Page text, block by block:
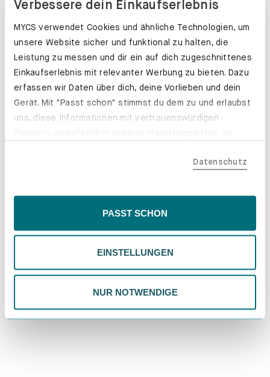
Verbessere dein Einkaufserlebnis
MYCS verwendet Cookies und ähnliche Technologien, um
unsere Website sicher und funktional zu halten, die
Leistung zu messen und dir ein auf dich zugeschnittenes
Einkaufserlebnis mit relevanter Werbung zu bieten. Dazu
erfassen wir Daten über dich, deine Vorlieben und dein
Gerät. Mit "Passt schon" stimmst du dem zu und erlaubst
uns, diese Informationen mit vertrauenswürdigen
der EU, beispielsweise in den USA, verarbeitet werden
Inhalte eingeschränkt sein könnten. Wähle
deiner Präferenzen. Du kannst deine Wahl jederzeit
ändern. Weitere Informationen findest du in unserer
Datenschutzrichtlinie.
Datenschutz
PASST SCHON
EINSTELLUNGEN
NUR NOTWENDIGE
Schubladenkästen. Stabil mit Stil.